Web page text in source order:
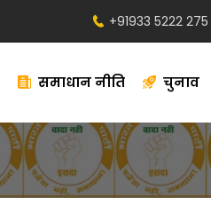
+91933 5222 275
समाधान नीति चुनाव